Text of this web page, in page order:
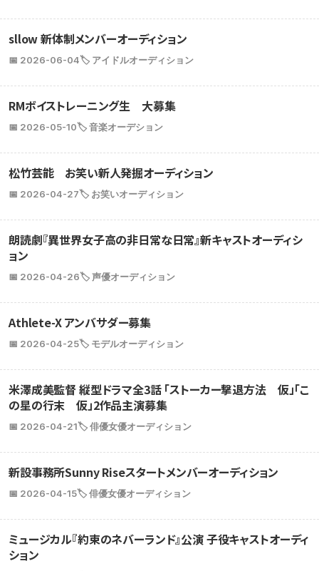
sllow 新体制メンバーオーディション
📅 2026-06-04🏷️ アイドルオーディション
RMボイストレーニング生 大募集
📅 2026-05-10🏷️ 音楽オーデション
松竹芸能 お笑い新人発掘オーディション
📅 2026-04-27🏷️ お笑いオーディション
朗読劇『異世界女子高の非日常な日常』新キャストオーディシ
ョン
📅 2026-04-26🏷️ 声優オーディション
Athlete-X アンバサダー募集
📅 2026-04-25🏷️ モデルオーディション
米澤成美監督 縦型ドラマ全3話 「ストーカー撃退方法 仮」「こ
の星の行末 仮」2作品主演募集
📅 2026-04-21🏷️ 俳優女優オーディション
新設事務所Sunny Riseスタートメンバーオーディション
📅 2026-04-15🏷️ 俳優女優オーディション
ミュージカル『約束のネバーランド』公演 子役キャストオーディ
ション